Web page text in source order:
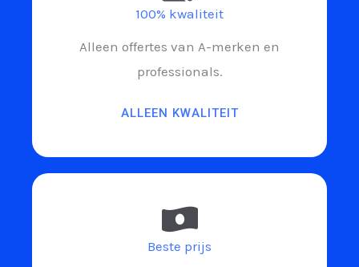
100% kwaliteit
Alleen offertes van A-merken en
professionals.
ALLEEN KWALITEIT
Beste prijs